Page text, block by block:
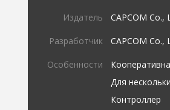
Издатель CAPCOM Co.,
Разработчик CAPCOM Co.,
Особенности
Для
Контроллер